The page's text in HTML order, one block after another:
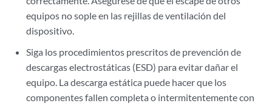
equipos no sople en las rejillas de ventilación del
dispositivo.
Siga los procedimientos prescritos de prevención de
descargas electrostáticas (ESD) para evitar dañar el
equipo. La descarga estática puede hacer que los
componentes fallen completa o intermitentemente con